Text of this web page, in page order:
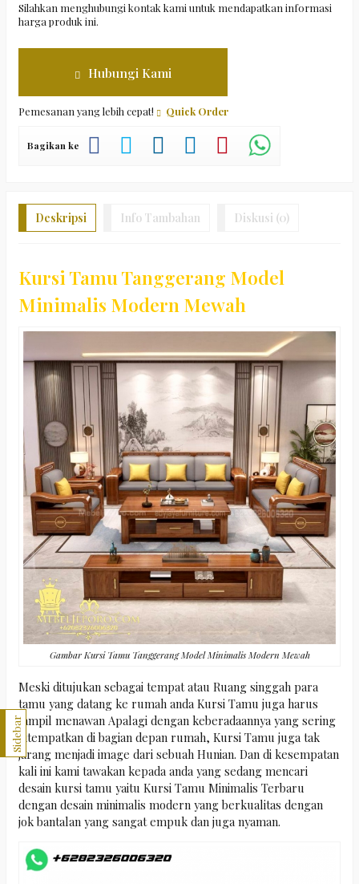
Silahkan menghubungi kontak kami untuk mendapatkan informasi
harga produk ini.
Hubungi Kami
Pemesanan yang lebih cepat! Quick Order
Bagikan ke
Deskripsi Info Tambahan Diskusi (0)
Kursi Tamu Tanggerang Model
Minimalis Modern Mewah
Gambar Kursi Tamu Tanggerang Model Minimalis Modern Mewah
Meski ditujukan sebagai tempat atau Ruang singgah para
tamu yang datang ke rumah anda Kursi Tamu juga harus
tampil menawan Apalagi dengan keberadaannya yang sering
ditempatkan di bagian depan rumah, Kursi Tamu juga tak
jarang menjadi image dari sebuah Hunian. Dan di kesempatan
kali ini kami tawakan kepada anda yang sedang mencari
desain kursi tamu yaitu Kursi Tamu Minimalis Terbaru
dengan desain minimalis modern yang berkualitas dengan
jok bantalan yang sangat empuk dan juga nyaman.
Sidebar